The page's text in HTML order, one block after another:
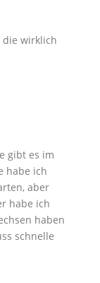
die wirklich
gibt es im
habe ich
aber
habe ich
haben
schnelle